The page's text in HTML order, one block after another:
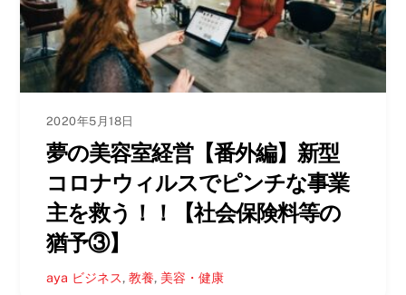
2020年5月18日
夢の美容室経営【番外編】新型
コロナウィルスでピンチな事業
主を救う！！【社会保険料等の
猶予③】
aya ビジネス, 教養, 美容・健康